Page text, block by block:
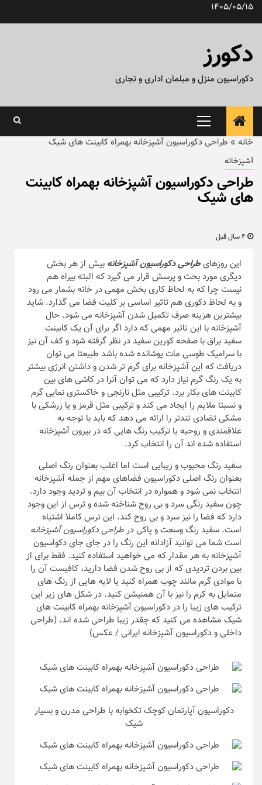
پرش1405/05/15
دکورز
دکوراسیون منزل و مبلمان اداری و تجاری
منوی
اصلی
خانه » طراحی دکوراسیون آشپزخانه بهمراه کابینت های شیک
آشپزخانه
طراحی دکوراسیون آشپزخانه بهمراه کابینت
های شیک
این روزهایطراحی دکوراسیون آشپزخانه بیش از هر بخش
دیگری مورد بحث و پرسش قرار می گیرد که البته بیراه هم
نیست چرا که به لحاظ کاری بخش مهمی در خانه بشمار می رود
و به لحاظ دکوری هم تاثیر اساسی بر کلیت فضا می گذارد. شاید
بیشترین هزینه صرف تکمیل شدن آشپزخانه می شود. حال
آشپزخانه با این تاثیر مهمی که دارد اگر برای آن یک کابینت
سفید براق با صفحه کورین سفید در نظر گرفته شود و کف آن نیز
با سرامیک طوسی مات پوشانده شده باشد طبیعتا می توان
دریافت که این آشپزخانه برای گرم تر شدن و داشتن انرژی بیشتر
به یک رنگ گرم نیاز دارد که می توان آنرا در کاشی های بین
کابینت های بکار برد. ترکیبی مثل نارنجی و خاکستری نمایی گرم
و نسبتا ملایم را ایجاد می کند و ترکیبی مثل قرمز و یا زرشکی با
مشکی تضادی تندتر را ارائه می دهد که باید با توجه به
علاقمندی و روحیه یا ترکیب رنگ هایی که در بیرون آشپزخانه
استفاده شده اند آن را انتخاب کرد.
سفید رنگ محبوب و زیبایی است اما اغلب بعنوان رنگ اصلی
بعنوان رنگ اصلی دکوراسیون فضاهای مهم از جمله آشپزخانه
انتخاب نمی شود و همواره در انتخاب آن بیم و تردید وجود دارد.
چون سفید رنگی سرد و بی روح شناخته شده و ترس از این وجود
دارد که فضا را نیز سرد و بی روح کند. این ترس کاملا اشتباه
است. سفید رنگ وسعت و پاکی درطراحی دکوراسیون آشپزخانه
است شما می توانید آزادانه این رنگ را در جای جای دکواسیون
آشپزخانه به هر مقدار که می خواهید استفاده کنید. فقط برای از
بین بردن تردیدی که از بی روح شدن فضا دارید، کافیست آن را
با موادی گرم مانند چوب همراه کنید یا لایه هایی از رنگ های
متمایل به کرم را نیز با آن همنیشن کنید. در شکل های زیر این
ترکیب های زیبا را در دکوراسیون آشپزخانه بهمراه کابینت های
شیک مشاهده می کنید که چقدر زیبا طراحی شده اند. (طراحی
داخلی و دکوراسیون آشپزخانه ایرانی / عکس)
دکوراسیون آپارتمان کوچک تکخوابه با طراحی مدرن و بسیار
شیک